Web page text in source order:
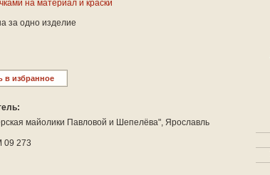
на материал и краски
за одно изделие
в избранное
майолики Павловой и Шепелёва", Ярославль
09 273